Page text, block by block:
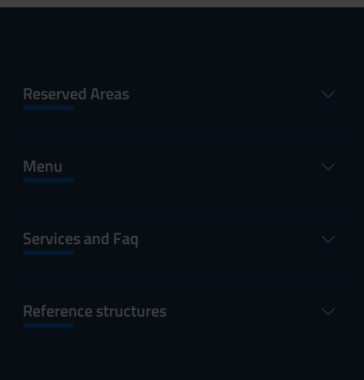
Reserved Areas
Menu
Services and Faq
Reference structures